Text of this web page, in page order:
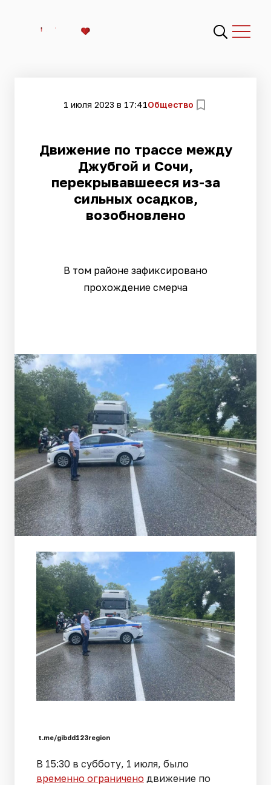
1 июля 2023 в 17:41Общество
Движение по трассе между
Джубгой и Сочи,
перекрывавшееся из-за
сильных осадков,
возобновлено
В том районе зафиксировано
прохождение смерча
t.me/gibdd123region
В 15:30 в субботу, 1 июля, было
временно ограничено движение по